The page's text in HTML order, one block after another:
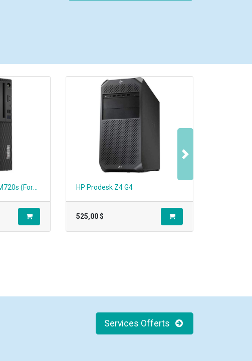
Lenovo Thinkcentre M720s (Format compact) HP Prodesk Z4 G4
525,00$
Suivant
Services Offerts